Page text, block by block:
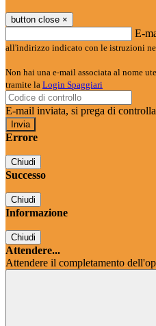
button close ×
E-
all'indirizzo indicato con le istruzioni
Non hai una e-mail associata al nome
tramite la Login Spaggiari
E-mail inviata, si prega di
Errore
Chiudi
Successo
Chiudi
Informazione
Chiudi
Attendere...
Attendere il completamento